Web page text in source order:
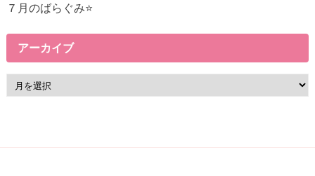
７月のばらぐみ⭐
アーカイブ
ー
ブ